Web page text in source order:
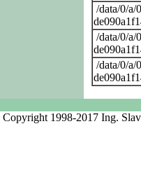
/data/0/a/
/data/0/a/
/data/0/a/
Copyright 1998-2017 Ing.